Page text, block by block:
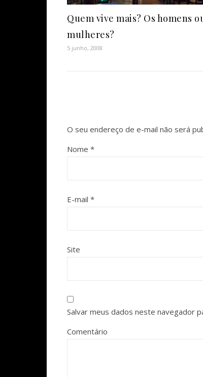
Quem vive mais? Os homens
mulheres?
5 junho, 2008
O seu endereço de e-mail não será
Nome *
E-mail *
Site
Salvar meus dados neste navegador
Comentário